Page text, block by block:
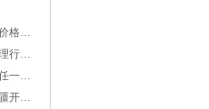
格…
行…
一…
开…